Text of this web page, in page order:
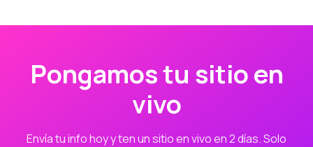
Pongamos tu sitio en
vivo
Envía tu info hoy y ten un sitio en vivo en 2 días. Solo